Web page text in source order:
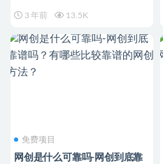
3 年前 13.5K
免费项目
网创是什么可靠吗-网创到底靠